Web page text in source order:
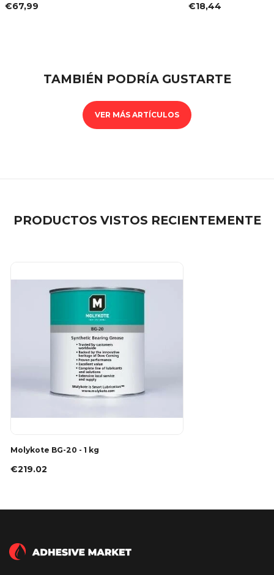
€67,99 €18,44
TAMBIÉN PODRÍA GUSTARTE
VER MÁS ARTÍCULOS
PRODUCTOS VISTOS RECIENTEMENTE
Molykote BG-20 - 1 kg
€219.02